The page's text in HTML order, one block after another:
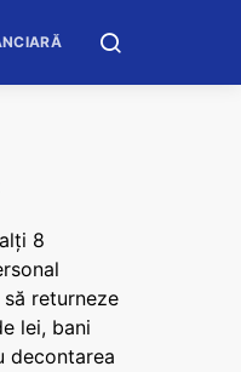
8
returneze
lei, bani
decontarea